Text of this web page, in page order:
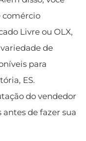
comércio
Livre ou OLX,
de
para
ES.
do vendedor
antes de fazer sua